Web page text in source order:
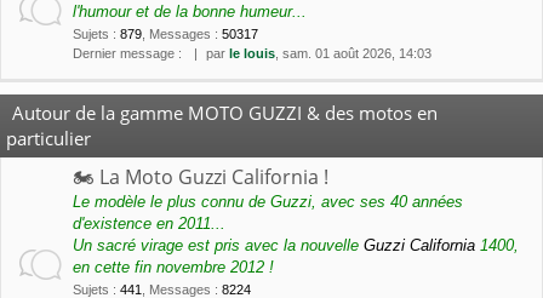
l'humour et de la bonne humeur...
Sujets : 879 Messages : 50317
Dernier message :
par le louis , sam. 01 août 2026, 14:03
Autour de la gamme MOTO GUZZI & des motos en
particulier
🏍 La Moto Guzzi California !
Le modèle le plus connu de Guzzi, avec ses 40 années
d'existence en 2011...
Un sacré virage est pris avec la nouvelle Guzzi California 1400,
en cette fin novembre 2012 !
Sujets : 441 Messages : 8224